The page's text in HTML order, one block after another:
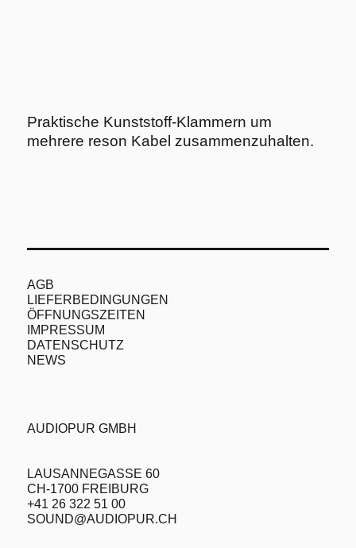
Praktische Kunststoff-Klammern um
mehrere reson Kabel zusammenzuhalten.
AGB
LIEFERBEDINGUNGEN
ÖFFNUNGSZEITEN
IMPRESSUM
DATENSCHUTZ
NEWS
AUDIOPUR GMBH
LAUSANNEGASSE 60
CH-1700 FREIBURG
+41 26 322 51 00
SOUND@AUDIOPUR.CH